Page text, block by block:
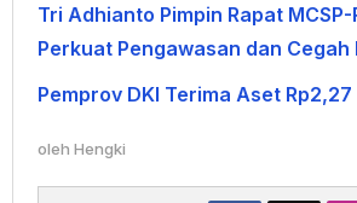
Tri Adhianto Pimpin Rapat MCSP-
Perkuat Pengawasan dan Cegah
Pemprov DKI Terima Aset
oleh Hengki